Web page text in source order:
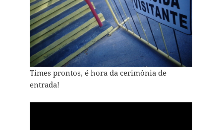
Times prontos, é hora da cerimônia de
entrada!